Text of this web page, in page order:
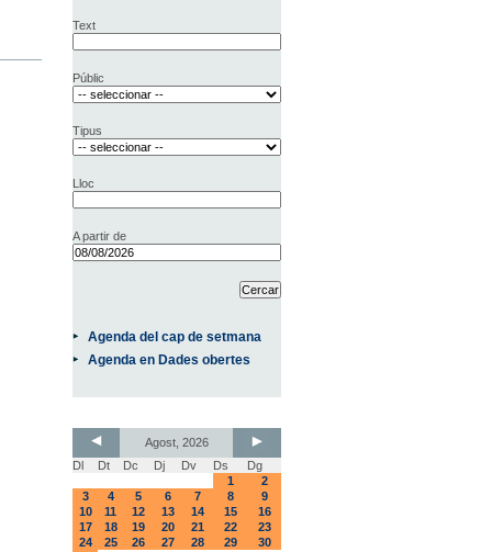
Text
Públic
Tipus
Lloc
A partir de
Agenda del cap de setmana
Agenda en Dades obertes
Agost, 2026
Dl
Dt Dc Dj Dv Ds
Dg
1
2
3
4 5 6 7 8
9
10
11 12 13 14 15
16
17
18 19 20 21 22
23
24
25 26 27 28 29
30